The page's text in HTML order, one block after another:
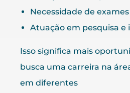
Necessidade de
Atuação em pesquisa e
Isso significa mais
busca uma carreira na
em diferentes